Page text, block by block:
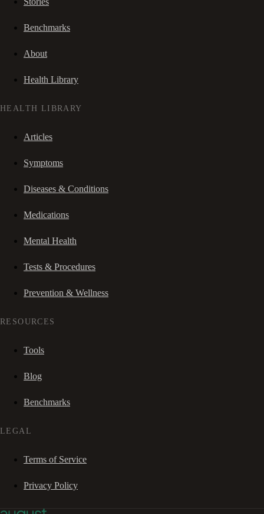
Benchmarks
About
Health Library
HEALTH LIBRARY
Articles
Symptoms
Diseases & Conditions
Medications
Mental Health
Tests & Procedures
Prevention & Wellness
RESOURCES
Tools
Blog
Benchmarks
LEGAL
Terms of Service
Privacy Policy